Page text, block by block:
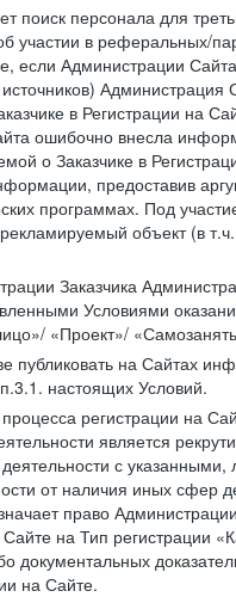
поиск персонала для
участии в реферальных/
если Администрации
в Регистрации на
ошибочно внесла
о Заказчике в
предоставив
программах. Под
объект (в
Заказчика
Условиями
«Проект»/
публиковать на Сайтах
настоящих Условий.
регистрации на
является
с
от наличия иных сфер
право
на Тип регистрации
документальных
на Сайте.